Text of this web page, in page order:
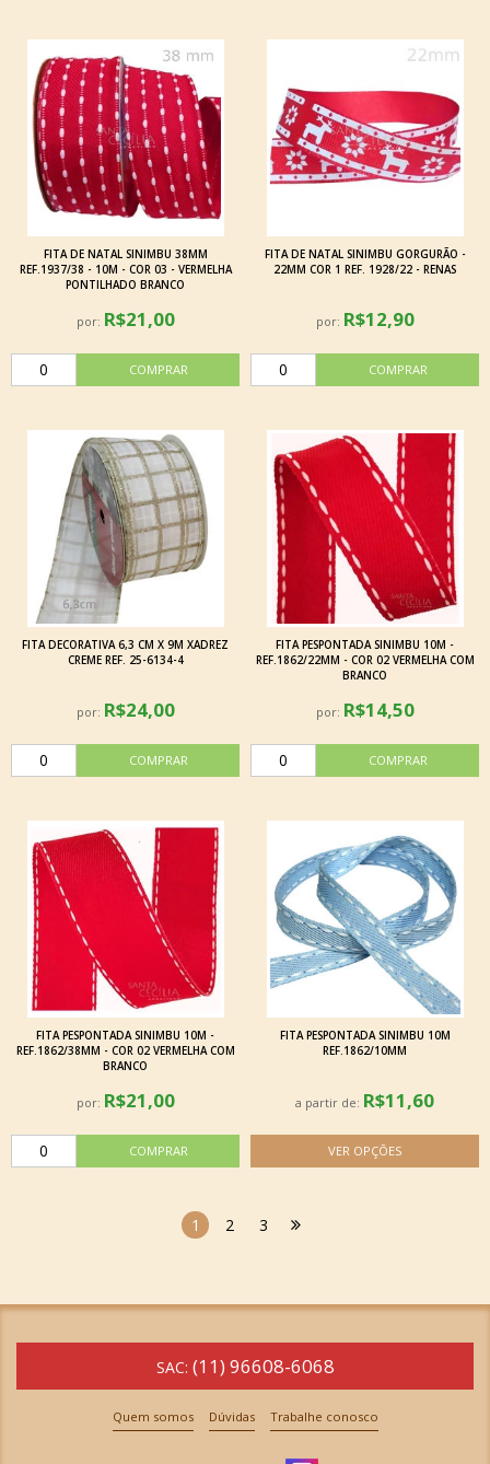
FITA DE NATAL SINIMBU 38MM
REF.1937/38 - 10M - COR 03 - VERMELHA
PONTILHADO BRANCO
por: R$21,00
FITA DE NATAL SINIMBU GORGURÃO -
22MM COR 1 REF. 1928/22 - RENAS
por: R$12,90
FITA DECORATIVA 6,3 CM X 9M XADREZ
CREME REF. 25-6134-4
por: R$24,00
FITA PESPONTADA SINIMBU 10M -
REF.1862/22MM - COR 02 VERMELHA COM
BRANCO
por: R$14,50
FITA PESPONTADA SINIMBU 10M -
REF.1862/38MM - COR 02 VERMELHA COM
BRANCO
por: R$21,00
FITA PESPONTADA SINIMBU 10M
REF.1862/10MM
a partir de: R$11,60
1 2 3
SAC: (11) 96608-6068
Quem somos Dúvidas Trabalhe conosco